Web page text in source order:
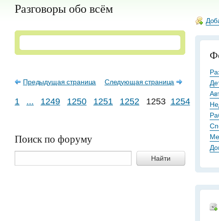
Разговоры обо всём
Предыдущая страница Следующая страница
1 ... 1249 1250 1251 1252 1253 1254 1255
Поиск по форуму
Найти